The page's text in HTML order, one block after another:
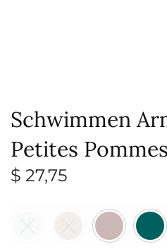
Schwimmen
Petites
$ 27,75